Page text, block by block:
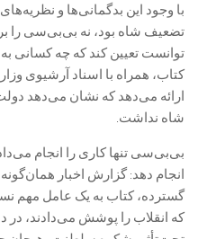
با وجود این بدگمانی‌ها و
تضعیف شاه بود، نه بی‌بی‌سی را
توانست تعیین کند که چه کسانی
کتاب، همراه با اسناد آرشیوی
ارائه می‌دهد که نشان می‌دهد دولت
شاه نداشت.
بی‌بی‌سی تنها کاری را انجام
انجام دهد: گزارش اخبار
گسترده، کتاب به یک عامل مهم